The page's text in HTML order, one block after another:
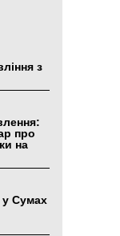
з
про
на
у Сумах